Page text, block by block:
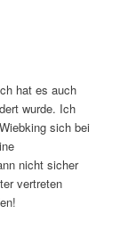
hat es auch
wurde. Ich
sich bei
nicht sicher
vertreten